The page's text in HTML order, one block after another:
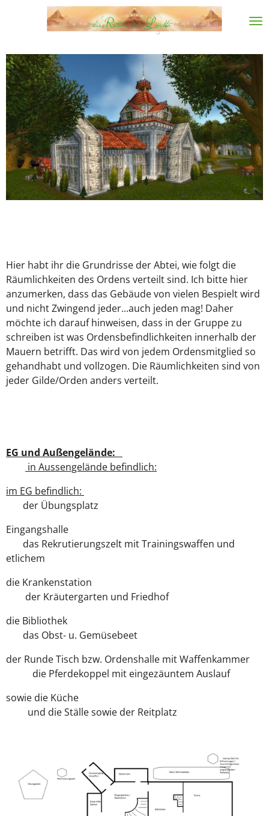
Hauptinhalt
Hier habt ihr die Grundrisse der Abtei, wie folgt die
Räumlichkeiten des Ordens verteilt sind. Ich bitte hier
anzumerken, dass das Gebäude von vielen Bespielt wird
und nicht Zwingend jeder...auch jeden mag! Daher
möchte ich darauf hinweisen, dass in der Gruppe zu
schreiben ist was Ordensbefindlichkeiten innerhalb der
Mauern betrifft. Das wird von jedem Ordensmitglied so
gehandhabt und vollzogen. Die Räumlichkeiten sind von
jeder Gilde/Orden anders verteilt.
EG und Außengelände:
in Aussengelände befindlich:
im EG befindlich:
der Übungsplatz
Eingangshalle
das Rekrutierungszelt mit Trainingswaffen und
etlichem
die Krankenstation
der Kräutergarten und Friedhof
die Bibliothek
das Obst- u. Gemüsebeet
der Runde Tisch bzw. Ordenshalle mit Waffenkammer
die Pferdekoppel mit eingezäuntem Auslauf
sowie die Küche
und die Ställe sowie der Reitplatz